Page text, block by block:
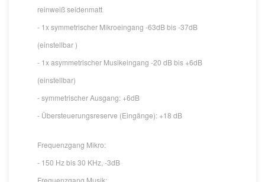
reinweiß seidenmatt
- 1x symmetrischer Mikroeingang -63dB bis -37dB
(einstellbar )
- 1x asymmetrischer Musikeingang -20 dB bis +6dB
(einstellbar)
- symmetrischer Ausgang: +6dB
- Übersteuerungsreserve (Eingänge): +18 dB
Frequenzgang Mikro:
- 150 Hz bis 30 KHz, -3dB
Frequenzgang Musik: